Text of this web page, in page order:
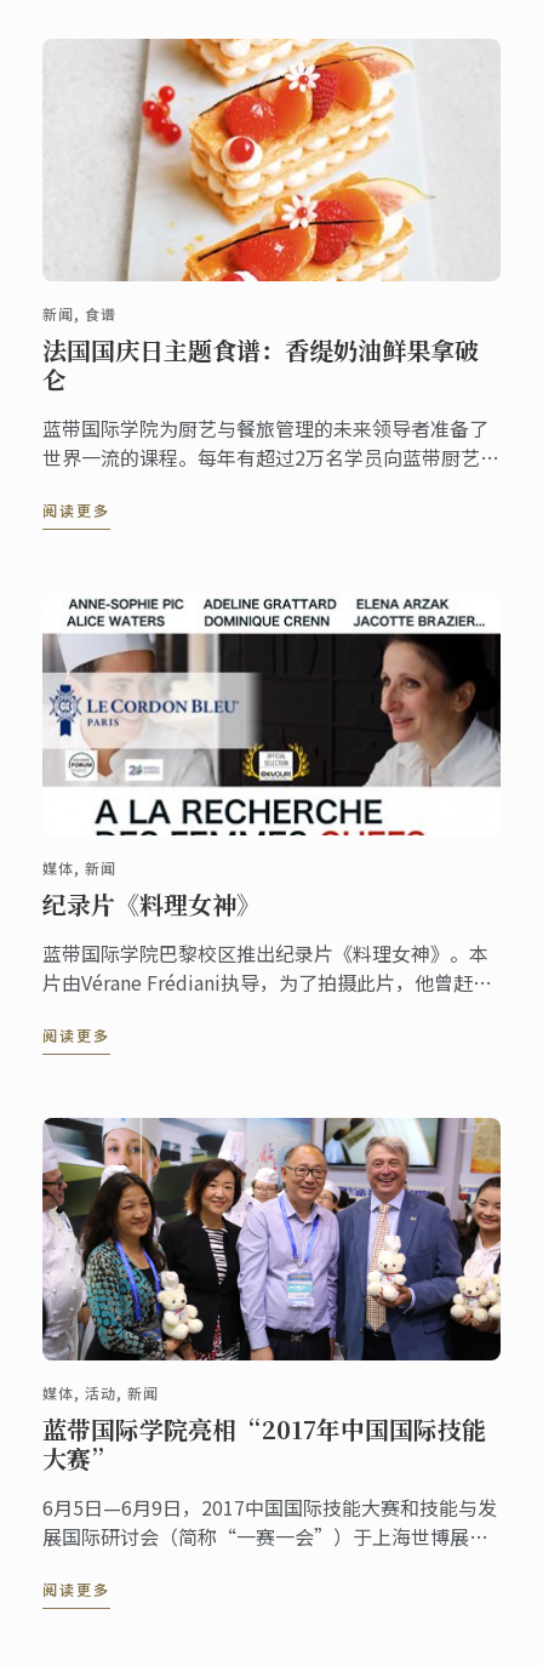
新闻, 食谱
法国国庆日主题食谱：香缇奶油鲜果拿破
仑
蓝带国际学院为厨艺与餐旅管理的未来领导者准备了
世界一流的课程。每年有超过2万名学员向蓝带厨艺大
日法国国庆日，蓝带大师非常高兴地与您分享一款法
阅读更多
媒体, 新闻
纪录片《料理女神》
蓝带国际学院巴黎校区推出纪录片《料理女神》。本
片由Vérane Frédiani执导，为了拍摄此片，他曾赶赴
美食行业的先锋女主厨会面。
阅读更多
媒体, 活动, 新闻
蓝带国际学院亮相“2017年中国国际技能
大赛”
6月5日—6月9日，2017中国国际技能大赛和技能与发
展国际研讨会（简称“一赛一会”）于上海世博展览
展示蓝带国际学院在厨艺培训与教育方面超过120 ...
阅读更多